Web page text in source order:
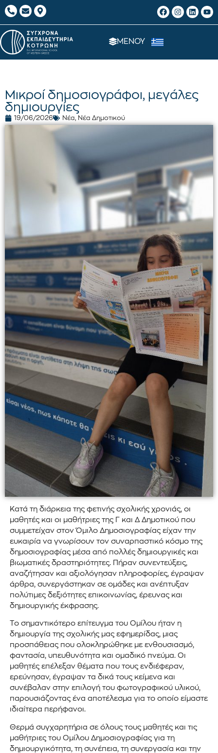
ΜΕΝΟΥ
Μικροί δημοσιογράφοι, μεγάλες
δημιουργίες
19/06/2026 Νέα, Νέα Δημοτικού
Κατά τη διάρκεια της φετινής σχολικής χρονιάς, οι
μαθητές και οι μαθήτριες της Γ και Δ Δημοτικού που
συμμετείχαν στον Όμιλο Δημοσιογραφίας είχαν την
ευκαιρία να γνωρίσουν τον συναρπαστικό κόσμο της
δημοσιογραφίας μέσα από πολλές δημιουργικές και
βιωματικές δραστηριότητες. Πήραν συνεντεύξεις,
αναζήτησαν και αξιολόγησαν πληροφορίες, έγραψαν
άρθρα, συνεργάστηκαν σε ομάδες και ανέπτυξαν
πολύτιμες δεξιότητες επικοινωνίας, έρευνας και
δημιουργικής έκφρασης.
Το σημαντικότερο επίτευγμα του Ομίλου ήταν η
δημιουργία της σχολικής μας εφημερίδας, μιας
προσπάθειας που ολοκληρώθηκε με ενθουσιασμό,
φαντασία, υπευθυνότητα και ομαδικό πνεύμα. Οι
μαθητές επέλεξαν θέματα που τους ενδιέφεραν,
ερεύνησαν, έγραψαν τα δικά τους κείμενα και
συνέβαλαν στην επιλογή του φωτογραφικού υλικού,
παρουσιάζοντας ένα αποτέλεσμα για το οποίο είμαστε
ιδιαίτερα περήφανοι.
Θερμά συγχαρητήρια σε όλους τους μαθητές και τις
μαθήτριες του Ομίλου Δημοσιογραφίας για τη
δημιουργικότητα, τη συνέπεια, τη συνεργασία και την